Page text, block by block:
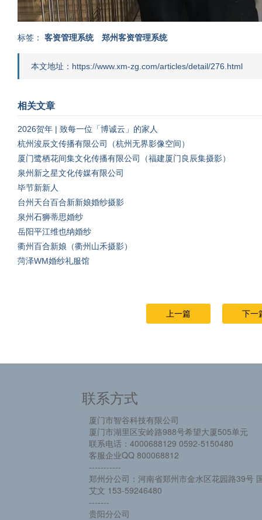
标签： 客资管理系统 郑州客资管理系统
本文地址：https://www.xm-zg.com/articles/detail/276.html
相关文章
2026贺年 | 致每一位「博诚云」的家人
杭州浚辰文传播有限公司（杭州无界影像空间）
厦门鹭栖花间集文化传播有限公司（福建厦门良辰集摄影）
泉州新之星文化传媒有限公司
毕节新新人
台州天台百合新新娘婚纱摄影
泉州石狮蒂思婚纱
岳阳平江维也纳婚纱
衢州百合新娘（衢州山禾摄影）
菏泽WM婚纱礼服馆
上一篇 下一
联系方式
厦门市智谷科技有限公司
厦门市湖里区安岭路988号希望大厦505单元
联系电话：4000688129 0592-5150480
客服企业QQ 800068812
-----------
郑州分公司：河南省郑州市金水区花园路39号
艾文 153-59246480
-------
贵阳分公司